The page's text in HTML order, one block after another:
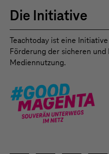
Die Initiative
Teachtoday ist eine
Förderung der sicheren
Mediennutzung.